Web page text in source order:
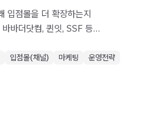
입점몰을 더 확장하는지
바더닷컴, 퀸잇, SSF 등
실제 사례 기반으로
입점몰(채널) 마케팅 운영전략